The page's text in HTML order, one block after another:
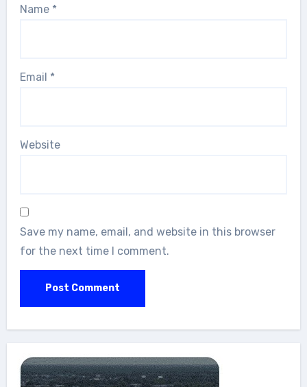
Name *
Email *
Website
Save my name, email, and website in this browser
for the next time I comment.